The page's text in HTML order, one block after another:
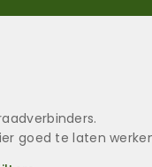
goed te laten